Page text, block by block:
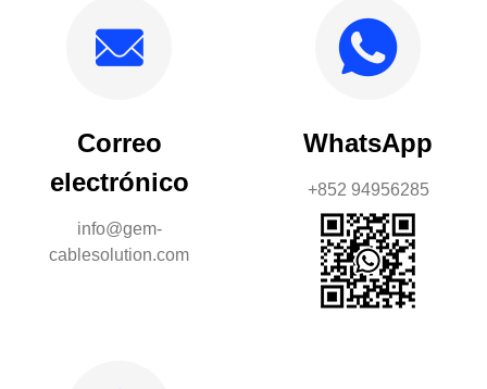
Correo
electrónico
info@gem-
cablesolution.com
WhatsApp
+852 94956285